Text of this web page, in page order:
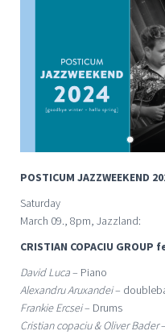
POSTICUM JAZZWEEKEND
Saturday
March 09., 8pm, Jazzland:
CRISTIAN COPACIU GROUP
David Luca– Piano
Alexandru Aruxandei–
Frankie Ercsei– Drums
Cristian copaciu & Oliver Bader